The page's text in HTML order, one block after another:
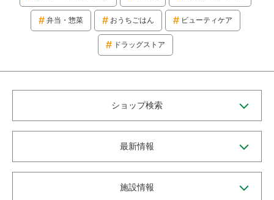
弁当・惣菜 おうちごはん ビューティケア
ドラッグストア
ショップ検索
最新情報
施設情報